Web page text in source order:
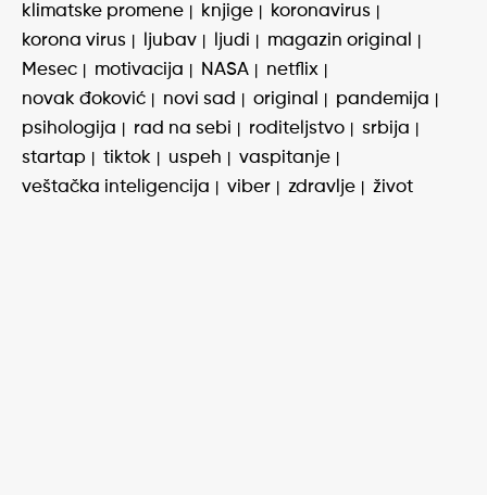
klimatske promene
knjige
koronavirus
korona virus
ljubav ljudi
magazin original
Mesec
motivacija NASA
netflix
novak đoković
novi sad original
pandemija
psihologija
rad na sebi roditeljstvo
srbija
startap
tiktok uspeh
vaspitanje
veštačka inteligencija
viber zdravlje život